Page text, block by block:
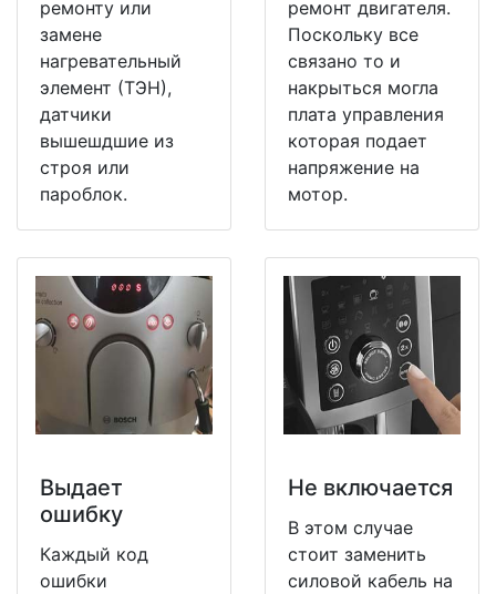
ремонту или
замене
нагревательный
элемент (ТЭН),
датчики
вышешдшие из
строя или
пароблок.
ремонт двигателя.
Поскольку все
связано то и
накрыться могла
плата управления
которая подает
напряжение на
мотор.
Выдает
ошибку
Каждый код
ошибки
Не включается
В этом случае
стоит заменить
силовой кабель на